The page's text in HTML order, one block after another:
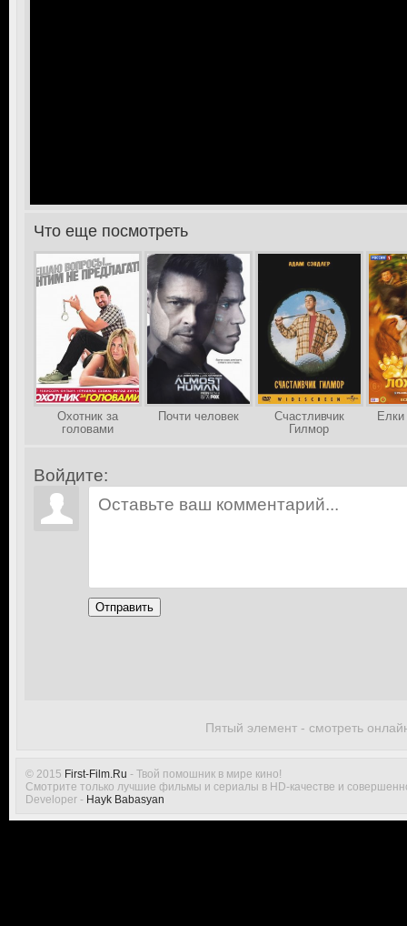
Пятый элемент - смотреть
>Что еще посмотреть
Охотник за
головами
Почти человек
Счастливчик
Гилмор
Войдите:
Отправить
© 2015 First-Film.Ru - Твой помошник в мире кино!
Смотрите только лучшие фильмы и сериалы в HD-качестве и
Developer - Hayk Babasyan